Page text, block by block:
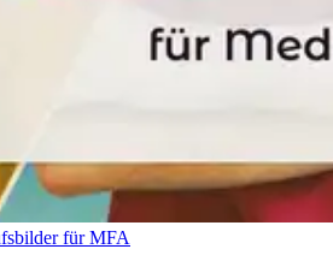
für MFA